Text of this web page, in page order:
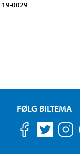
19-0029
FØLG BILTEMA